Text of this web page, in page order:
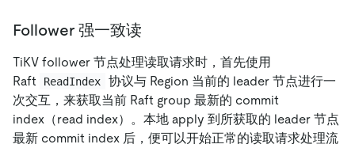
Follower 强一致读
TiKV follower 节点处理读取请求时，首先使用
Raft
ReadIndex
协议与 Region 当前的 leader 节点进行一
次交互，来获取当前 Raft group 最新的 commit
index（read index）。本地 apply 到所获取的 leader 节点
最新 commit index 后，便可以开始正常的读取请求处理流